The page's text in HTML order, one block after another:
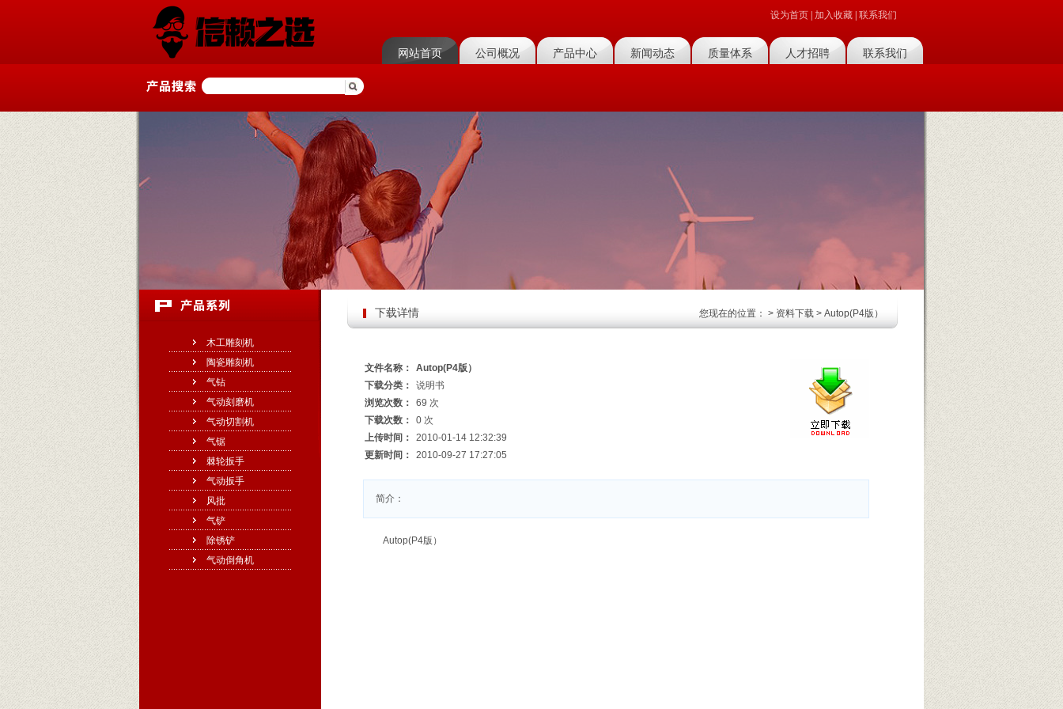
设为首页 加入收藏 联系我们
网站首页 公司概况 产品中心 新闻动态 质量体系 人才招聘 联系我们
木工雕刻机
陶瓷雕刻机
气钻
气动刻磨机
气动切割机
气锯
棘轮扳手
气动扳手
风批
气铲
除锈铲
气动倒角机
下载详情 您现在的位置： > 资料下载 > Autop(P4版）
文件名称：
Autop(P4版）
下载分类：
说明书
浏览次数：
69 次
下载次数：
0 次
上传时间：
2010-01-14 12:32:39
更新时间：
2010-09-27 17:27:05
简介：
Autop(P4版）